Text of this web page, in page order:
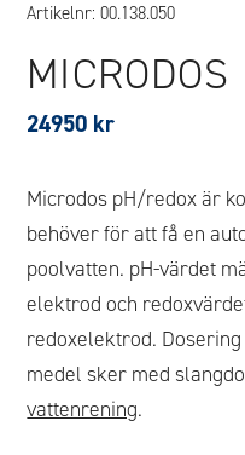
Artikelnr:00.138.050
24950 kr
Microdos pH/redox är
behöver för att få en
poolvatten. pH-värdet
elektrod och
redoxelektrod.
medel sker med
vattenrening.